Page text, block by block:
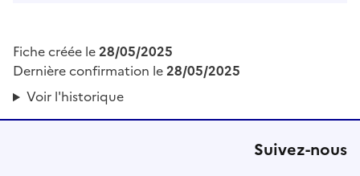
Fiche créée le28/05/2025
Dernière confirmation le28/05/2025
Voir l'historique
Suivez-nous